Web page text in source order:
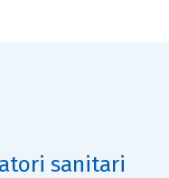
sanitari